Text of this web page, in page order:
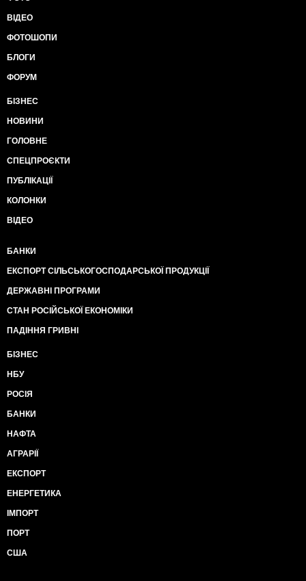
ВІДЕО
ФОТОШОПИ
БЛОГИ
ФОРУМ
БІЗНЕС
НОВИНИ
ГОЛОВНЕ
СПЕЦПРОЄКТИ
ПУБЛІКАЦІЇ
КОЛОНКИ
ВІДЕО
БАНКИ
ЕКСПОРТ СІЛЬСЬКОГОСПОДАРСЬКОЇ ПРОДУКЦІЇ
ДЕРЖАВНІ ПРОГРАМИ
СТАН РОСІЙСЬКОЇ ЕКОНОМІКИ
ПАДІННЯ ГРИВНІ
БІЗНЕС
НБУ
РОСІЯ
БАНКИ
НАФТА
АГРАРІЇ
ЕКСПОРТ
ЕНЕРГЕТИКА
ІМПОРТ
ПОРТ
США